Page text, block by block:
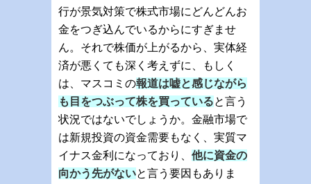
行が景気対策で株式市場にどんどんお
金をつぎ込んでいるからにすぎませ
ん。それで株価が上がるから、実体経
済が悪くても深く考えずに、もしく
は、マスコミの報道は嘘と感じながら
も目をつぶって株を買っていると言う
状況ではないでしょうか。金融市場で
は新規投資の資金需要もなく、実質マ
イナス金利になっており、 他に資金の
向かう先がないと言う要因もありま